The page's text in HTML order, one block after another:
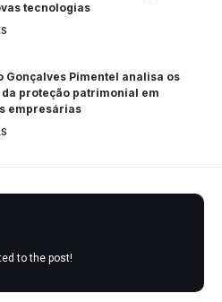
tecnologias
Gonçalves Pimentel analisa os
proteção patrimonial em
empresárias
to the post!